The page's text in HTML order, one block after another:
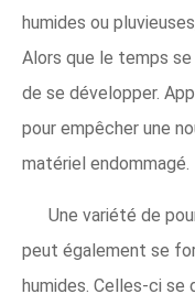
humides ou
Alors que le temps
de se développer.
pour empêcher une
matériel endommagé.
Une variété de
peut également se
humides. Celles-ci